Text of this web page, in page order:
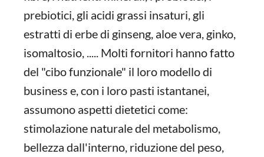
prebiotici, gli acidi grassi insaturi, gli
estratti di erbe di ginseng, aloe vera, ginko,
isomaltosio, ..... Molti fornitori hanno fatto
del "cibo funzionale" il loro modello di
business e, con i loro pasti istantanei,
assumono aspetti dietetici come:
stimolazione naturale del metabolismo,
bellezza dall'interno, riduzione del peso,